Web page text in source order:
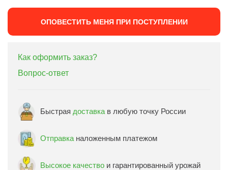
ОПОВЕСТИТЬ МЕНЯ ПРИ ПОСТУПЛЕНИИ
Как оформить заказ?
Вопрос-ответ
Быстрая доставка в любую точку России
Отправка наложенным платежом
Высокое качество и гарантированный урожай